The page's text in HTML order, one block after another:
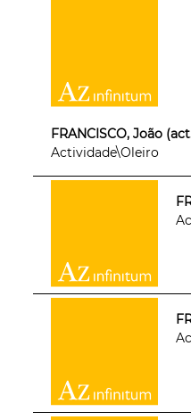
FRANCISCO, João
Actividade\Oleiro